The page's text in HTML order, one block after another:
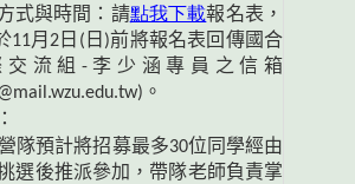
式與時間：請點我下載報名表，
11月2日(日)前將報名表回傳國合
交流組-李少涵專員之信箱
。
隊預計將招募最多30位同學經由
選後推派參加，帶隊老師負責掌